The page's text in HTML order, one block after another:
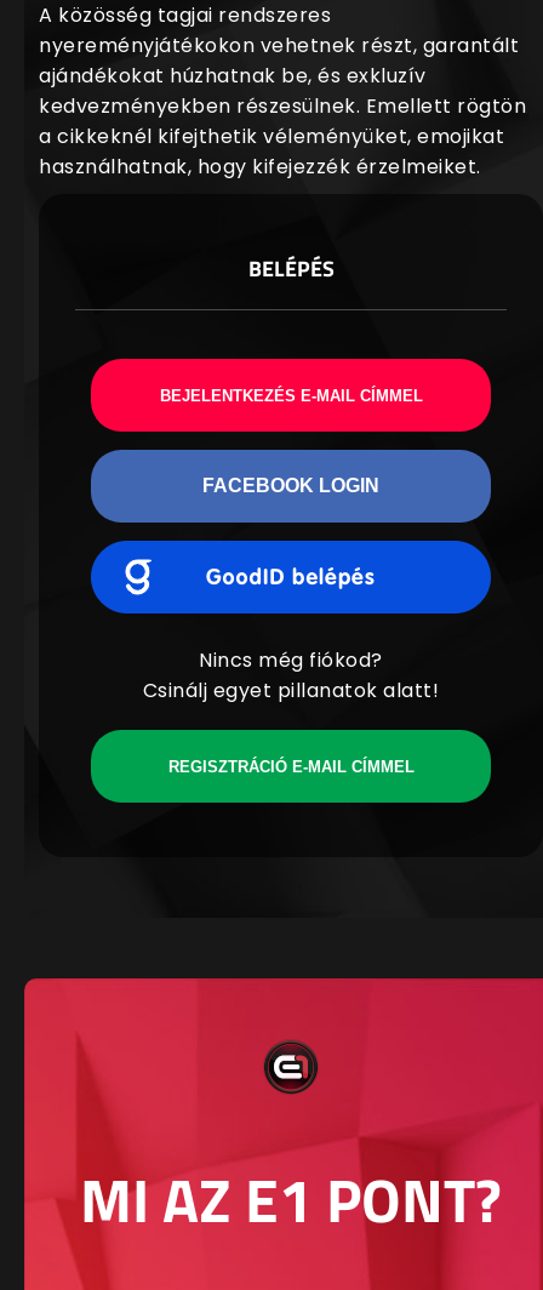
A közösség tagjai rendszeres
nyereményjátékokon vehetnek részt, garantált
ajándékokat húzhatnak be, és exkluzív
kedvezményekben részesülnek. Emellett rögtön
a cikkeknél kifejthetik véleményüket, emojikat
használhatnak, hogy kifejezzék érzelmeiket.
BELÉPÉS
BEJELENTKEZÉS E-MAIL CÍMMEL
FACEBOOK LOGIN
Nincs még fiókod?
Csinálj egyet pillanatok alatt!
REGISZTRÁCIÓ E-MAIL CÍMMEL
MI AZ E1 PONT?